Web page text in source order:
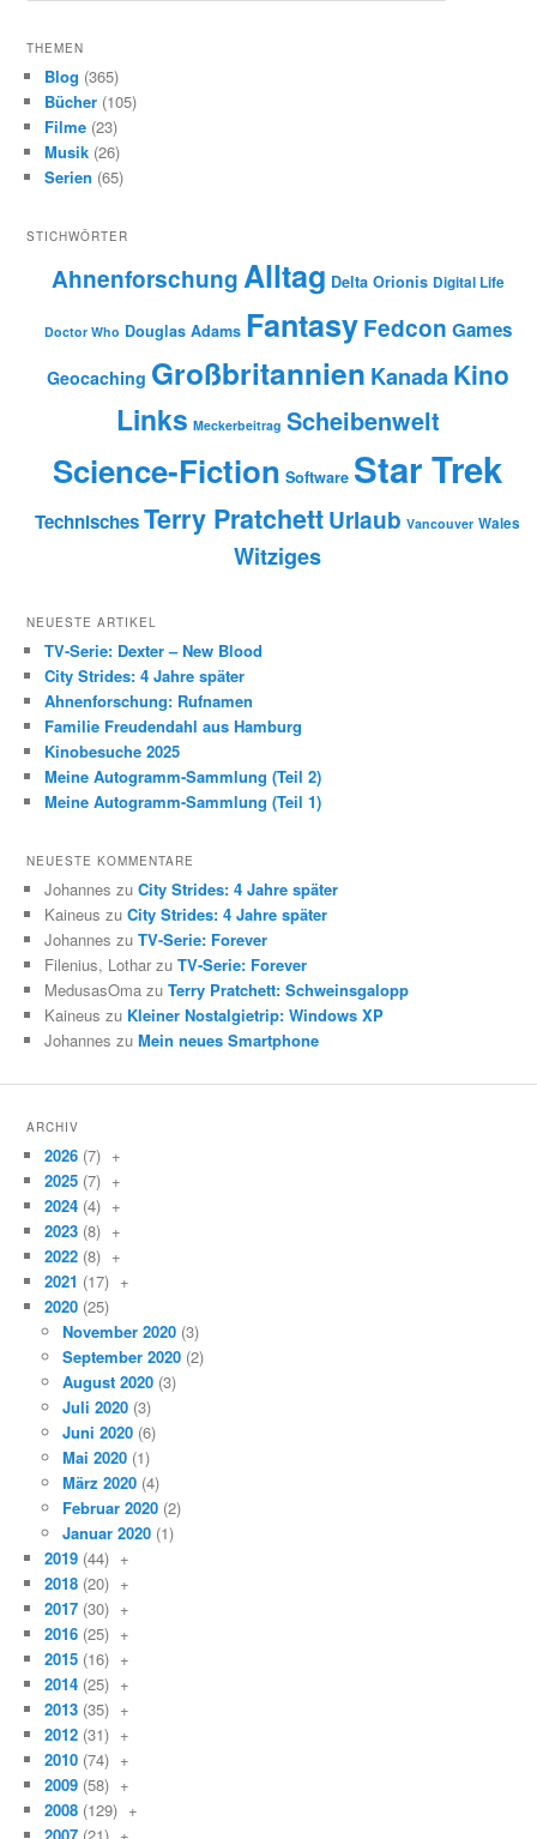
h
THEMEN
Blog (365)
Bücher (105)
Filme (23)
Musik (26)
Serien (65)
STICHWÖRTER
AhnenforschungAlltag Delta Orionis Digital Life
Doctor Who Douglas Adams Fantasy Fedcon Games
Geocaching Großbritannien Kanada Kino
Links Meckerbeitrag Scheibenwelt
Science-Fiction Software Star Trek
TechnischesTerry PratchettUrlaub Vancouver Wales
Witziges
NEUESTE ARTIKEL
TV-Serie: Dexter – New Blood
City Strides: 4 Jahre später
Ahnenforschung: Rufnamen
Familie Freudendahl aus Hamburg
Kinobesuche 2025
Meine Autogramm-Sammlung (Teil 2)
Meine Autogramm-Sammlung (Teil 1)
NEUESTE KOMMENTARE
Johannes zuCity Strides: 4 Jahre später
Kaineus zuCity Strides: 4 Jahre später
Johannes zuTV-Serie: Forever
Filenius, Lothar zuTV-Serie: Forever
MedusasOma zuTerry Pratchett: Schweinsgalopp
Kaineus zu Kleiner Nostalgietrip: Windows XP
Johannes zuMein neues Smartphone
ARCHIV
2026 (7) +
2025 (7) +
2024 (4) +
2023 (8) +
2022 (8) +
2021 (17) +
2020 (25)
November 2020 (3)
September 2020 (2)
August 2020 (3)
Juli 2020 (3)
Juni 2020 (6)
Mai 2020 (1)
März 2020 (4)
Februar 2020 (2)
Januar 2020 (1)
2019 (44) +
2018 (20) +
2017 (30) +
2016 (25) +
2015 (16) +
2014 (25) +
2013 (35) +
2012 (31) +
2010 (74) +
2009 (58) +
2008 (129) +
2007 (21) +